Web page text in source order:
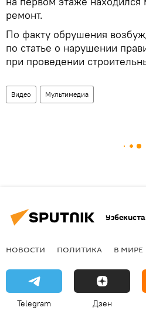
ремонт.
По факту обрушения
по статье о нарушении
при проведении
Видео Мультимедиа
НОВОСТИ ПОЛИТИКА В МИРЕ
Telegram Дзен